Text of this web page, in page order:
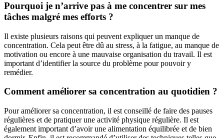
Pourquoi je n’arrive pas à me concentrer sur mes
tâches malgré mes efforts ?
Il existe plusieurs raisons qui peuvent expliquer un manque de
concentration. Cela peut être dû au stress, à la fatigue, au manque de
motivation ou encore à une mauvaise organisation du travail. Il est
important d’identifier la source du problème pour pouvoir y
remédier.
Comment améliorer sa concentration au quotidien ?
Pour améliorer sa concentration, il est conseillé de faire des pauses
régulières et de pratiquer une activité physique régulière. Il est
également important d’avoir une alimentation équilibrée et de bien